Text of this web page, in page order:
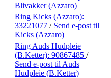
Blivakker (Azzaro)
Ring Kicks (Azzaro):
33221077 / Send e-post til
Kicks (Azzaro)
Ring Auds Hudpleie
(B.Ketter): 90867485 /
Send e-post til Auds
Hudpleie (B.Ketter)